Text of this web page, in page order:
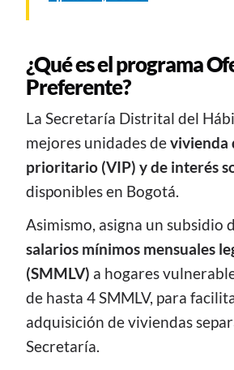
¿Qué es el programa
Preferente?
La Secretaría Distrital del
mejores unidades devivienda
prioritario (VIP) y de interés
disponibles en Bogotá.
Asimismo, asigna un subsidio
salarios mínimos mensuales
(SMMLV) a hogares
de hasta 4 SMMLV, para
adquisición de viviendas
Secretaría.